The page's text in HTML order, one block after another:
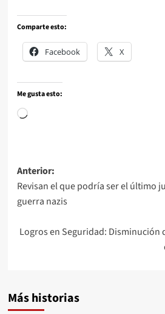
Comparte esto:
Facebook X
Me gusta esto:
Anterior:
Revisan el que podría ser el último
guerra nazis
Logros en Seguridad: Disminución
Más historias